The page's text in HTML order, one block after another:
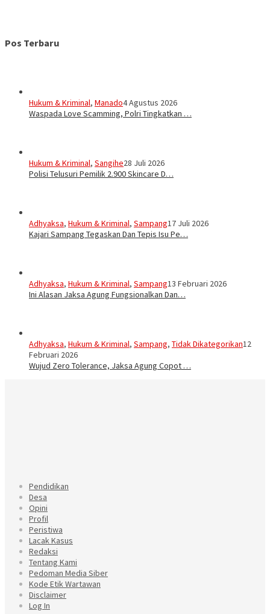
Pos Terbaru
Hukum & Kriminal, Manado4 Agustus 2026
Waspada Love Scamming, Polri Tingkatkan …
Hukum & Kriminal, Sangihe28 Juli 2026
Polisi Telusuri Pemilik 2.900 Skincare D…
Adhyaksa, Hukum & Kriminal, Sampang17 Juli 2026
Kajari Sampang Tegaskan Dan Tepis Isu Pe…
Adhyaksa, Hukum & Kriminal, Sampang13 Februari 2026
Ini Alasan Jaksa Agung Fungsionalkan Dan…
Adhyaksa, Hukum & Kriminal, Sampang, Tidak Dikategorikan12
Februari 2026
Wujud Zero Tolerance, Jaksa Agung Copot …
Pendidikan
Desa
Opini
Profil
Peristiwa
Lacak Kasus
Redaksi
Tentang Kami
Pedoman Media Siber
Kode Etik Wartawan
Disclaimer
Log In